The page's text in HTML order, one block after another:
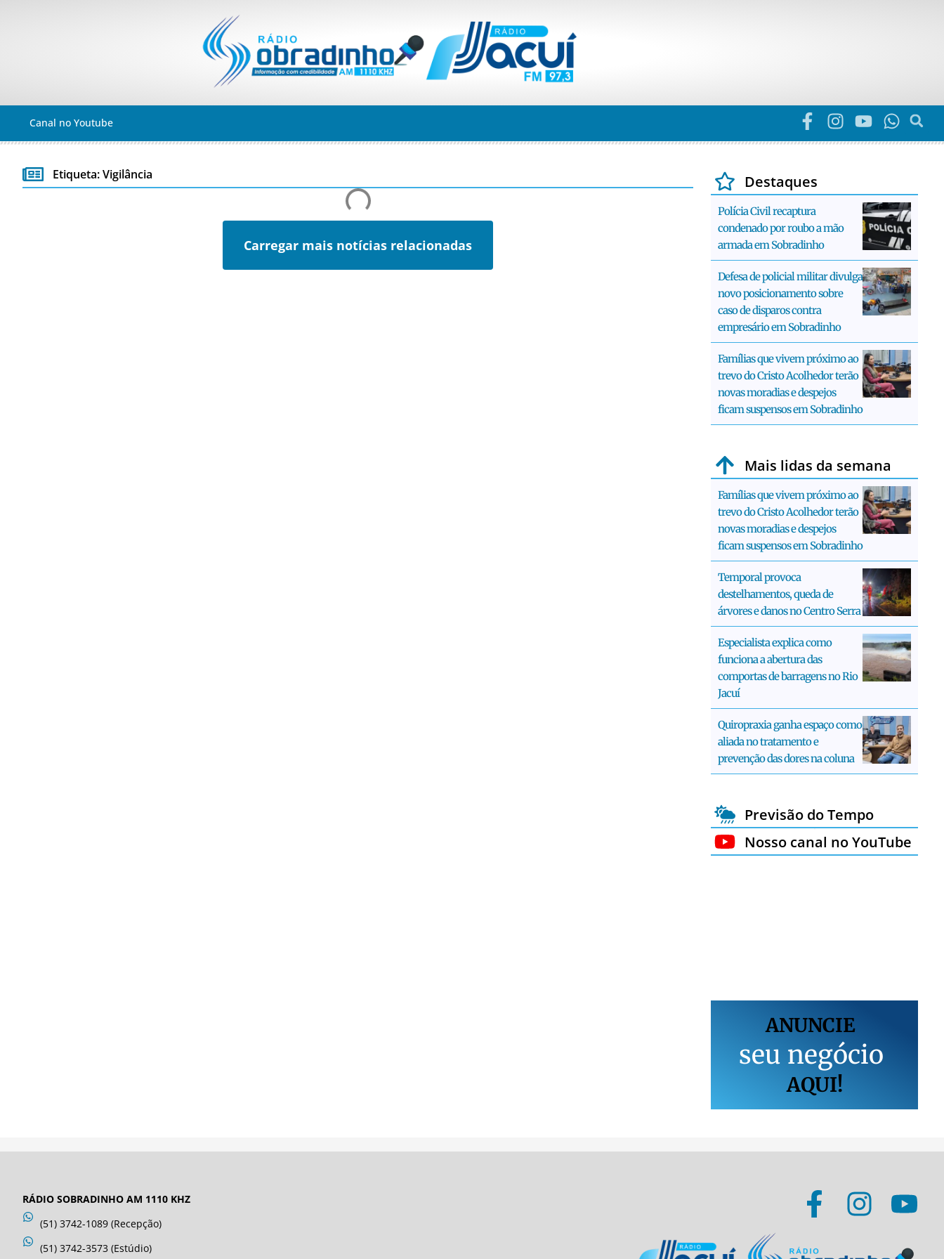
Canal no Youtube
Etiqueta: Vigilância
Carregar mais notícias relacionadas
Destaques
Polícia Civil recaptura
condenado por roubo a mão
armada em Sobradinho
Defesa de policial militar divulga
novo posicionamento sobre
caso de disparos contra
empresário em Sobradinho
Famílias que vivem próximo ao
trevo do Cristo Acolhedor terão
novas moradias e despejos
ficam suspensos em Sobradinho
Mais lidas da semana
Famílias que vivem próximo ao
trevo do Cristo Acolhedor terão
novas moradias e despejos
ficam suspensos em Sobradinho
Temporal provoca
destelhamentos, queda de
árvores e danos no Centro Serra
Especialista explica como
funciona a abertura das
comportas de barragens no Rio
Jacuí
Quiropraxia ganha espaço como
aliada no tratamento e
prevenção das dores na coluna
Previsão do Tempo
Nosso canal no YouTube
ANUNCIE
seu negócio
AQUI!
RÁDIO SOBRADINHO AM 1110 KHZ
(51) 3742-1089 (Recepção)
(51) 3742-3573 (Estúdio)